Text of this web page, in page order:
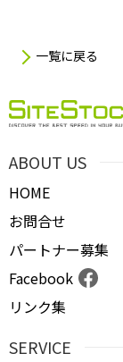
一覧に戻る
ABOUT US
HOME
お問合せ
パートナー募集
Facebook
リンク集
SERVICE